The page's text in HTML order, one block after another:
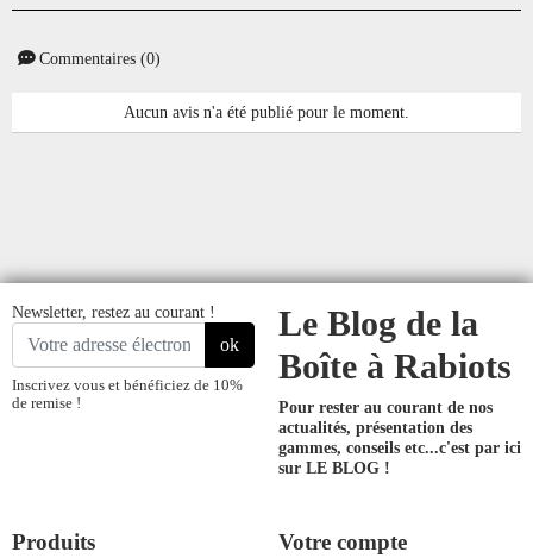
Commentaires (0)
Aucun avis n'a été publié pour le moment.
Newsletter, restez au courant !
ok
Inscrivez vous et bénéficiez de 10%
de remise !
Le Blog de la
Boîte à Rabiots
Pour rester au courant de nos
actualités, présentation des
gammes, conseils etc...c'est par ici
sur LE BLOG !
Produits Votre compte